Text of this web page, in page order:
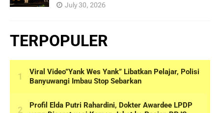
July 30, 2026
TERPOPULER